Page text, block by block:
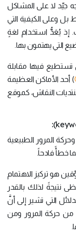
جيّد لا على المشاكل
وعلى الكيفية التي
إذ يُعَدُّ استخدام لغةٍ
التي يهتمون بها.
تستطيع فيها مقابلة
) أحد الأماكن العظيمة
النقاش، كموقع
المرور الطبيعية
خطأً فادحاً.
هو تركيز الاهتمام
نتيجةً لذلك بالقدر
التي تشير إلى أنَّ
من حركة المرور ومن